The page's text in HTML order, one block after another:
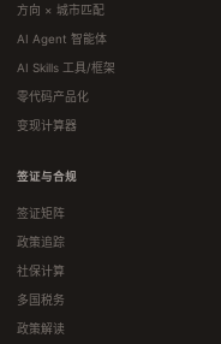
方向 × 城市匹配
AI Agent 智能体
AI Skills 工具/框架
零代码产品化
变现计算器
签证与合规
签证矩阵
政策追踪
社保计算
多国税务
政策解读